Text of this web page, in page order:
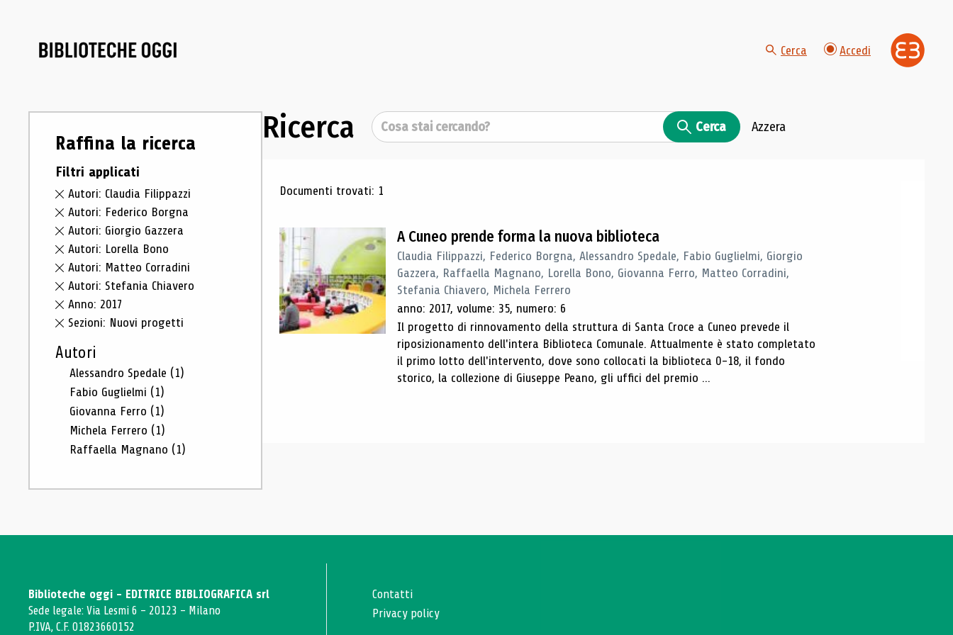
Cerca Accedi
Raffina la ricerca
Filtri applicati
Autori: Claudia Filippazzi
Autori: Federico Borgna
Autori: Giorgio Gazzera
Autori: Lorella Bono
Autori: Matteo Corradini
Autori: Stefania Chiavero
Anno: 2017
Sezioni: Nuovi progetti
Autori
Alessandro Spedale (1)
Fabio Guglielmi (1)
Giovanna Ferro (1)
Michela Ferrero (1)
Raffaella Magnano (1)
Ricerca Cerca Cerca Azzera
Risultati di ricerca
Documenti trovati: 1
A Cuneo prende forma la nuova biblioteca
Claudia Filippazzi, Federico Borgna, Alessandro Spedale, Fabio Guglielmi, Giorgio
Gazzera, Raffaella Magnano, Lorella Bono, Giovanna Ferro, Matteo Corradini,
Stefania Chiavero, Michela Ferrero
anno: 2017, volume: 35, numero: 6
Il progetto di rinnovamento della struttura di Santa Croce a Cuneo prevede il
riposizionamento dell'intera Biblioteca Comunale. Attualmente è stato completato
il primo lotto dell'intervento, dove sono collocati la biblioteca 0-18, il fondo
storico, la collezione di Giuseppe Peano, gli uffici del premio ...
Biblioteche oggi - EDITRICE BIBLIOGRAFICA srl
Sede legale: Via Lesmi 6 - 20123 - Milano
P.IVA, C.F. 01823660152
Contatti
Privacy policy